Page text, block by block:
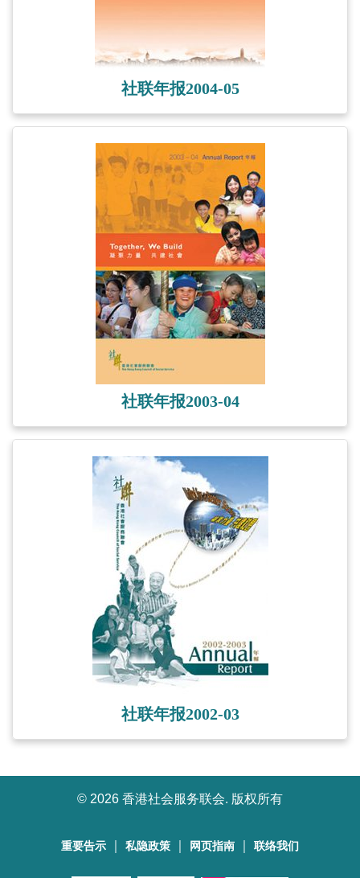
社联年报2004-05
社联年报2003-04
社联年报2002-03
© 2026 香港社会服务联会. 版权所有
重要告示 私隐政策 网页指南 联络我们